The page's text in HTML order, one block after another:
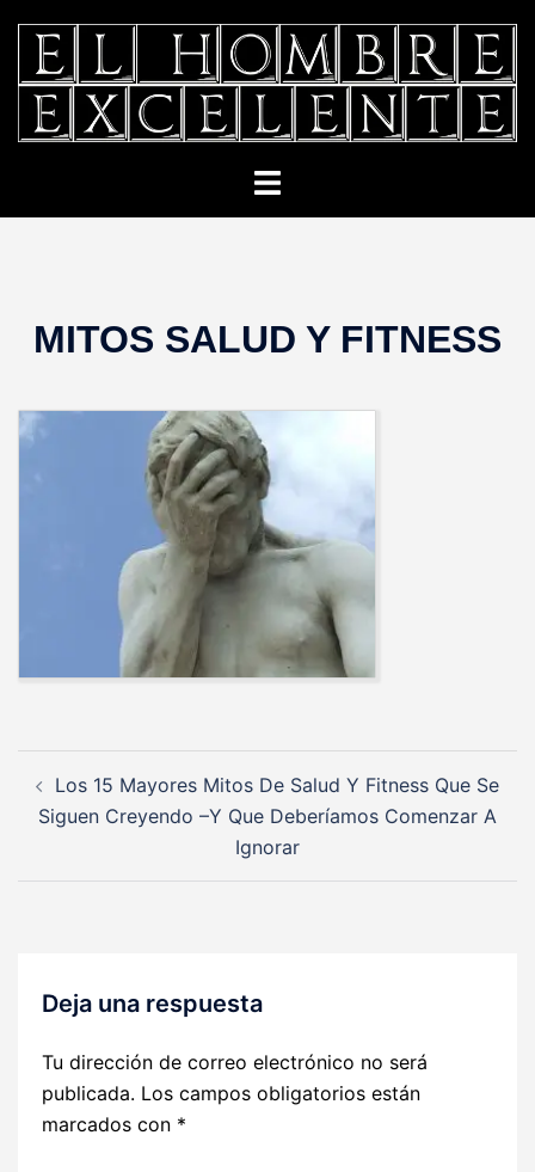
contenido
Alternar
MITOS SALUD Y FITNESS
de
entradas
Los 15 Mayores Mitos De Salud Y Fitness Que Se
Siguen Creyendo –Y Que Deberíamos Comenzar A
Ignorar
Deja una respuesta
Tu dirección de correo electrónico no será
publicada. Los campos obligatorios están
marcados con *